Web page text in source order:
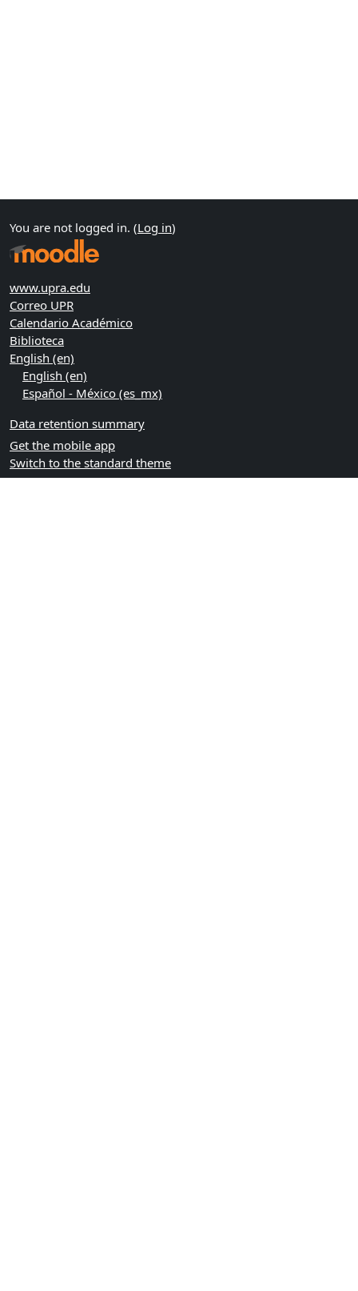
You are not logged in. (Log in)
www.upra.edu
Correo UPR
Calendario Académico
Biblioteca
English ‎(en)‎
English ‎(en)‎
Español - México ‎(es_mx)‎
Data retention summary
Get the mobile app
Switch to the standard theme